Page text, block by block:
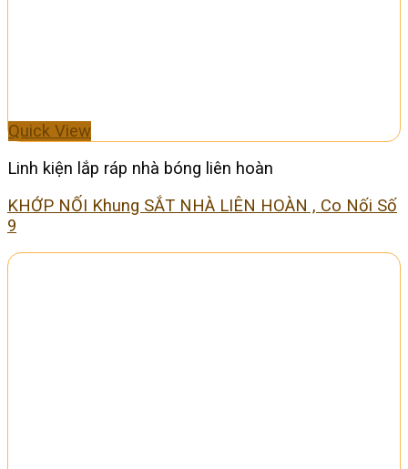
Quick View
Linh kiện lắp ráp nhà bóng liên hoàn
KHỚP NỐI Khung SẮT NHÀ LIÊN HOÀN , Co Nối Số
9